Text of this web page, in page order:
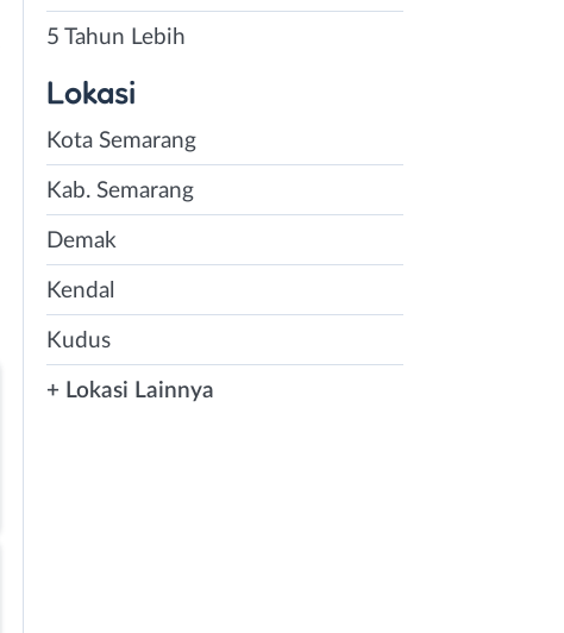
5 Tahun Lebih
Lokasi
Kota Semarang
Kab. Semarang
Demak
Kendal
Kudus
+ Lokasi Lainnya